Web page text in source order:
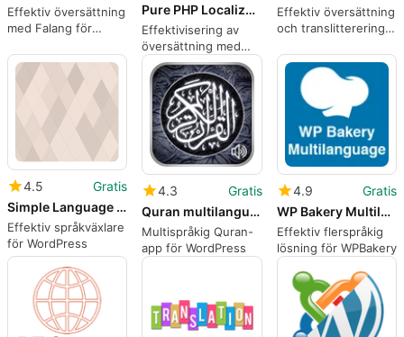
Effektiv översättning
med Falang för
Pure PHP Localization
Effektivisering av
översättning med
Pure PHP
Localization
Effektiv översättning
och translitterering
4.5
Gratis
Simple Language Switcher
Effektiv språkväxlare
för WordPress
4.3
Gratis
Quran multilanguage Text amp Audio
Multispråkig Quran-
app för WordPress
4.9
Gratis
WP Bakery Multilanguage
Effektiv flerspråkig
lösning för WPBakery